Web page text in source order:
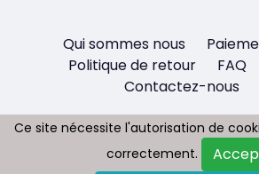
Qui sommes nous
Politique de retour
FAQ
Contactez-nous
Copyright © 2026 - Tous
Ce site nécessite l'autorisation de
correctement.
Ce site nécessite l'autorisation de
correctement.